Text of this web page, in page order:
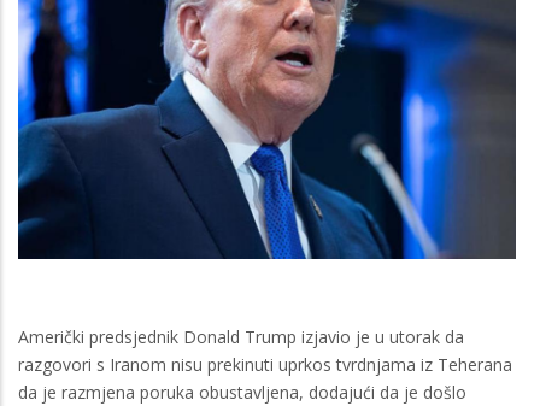
Američki predsjednik Donald Trump izjavio je u utorak da
razgovori s Iranom nisu prekinuti uprkos tvrdnjama iz Teherana
da je razmjena poruka obustavljena, dodajući da je došlo